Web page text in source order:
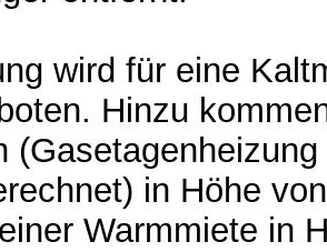
wird für eine
Hinzu
in Höhe
Warmmiete in